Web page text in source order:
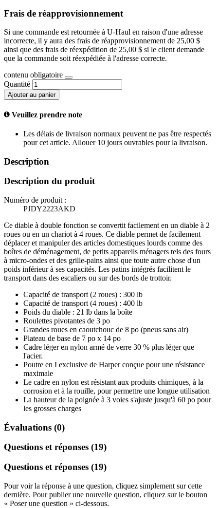
Frais de réapprovisionnement
Si une commande est retournée à U-Haul en raison d'une adresse
incorrecte, il y aura des frais de réapprovisionnement de 25,00 $
ainsi que des frais de réexpédition de 25,00 $ si le client demande
que la commande soit réexpédiée à l'adresse correcte.
contenu obligatoire
Quantité
Ajouter au panier
Veuillez prendre note
Les délais de livraison normaux peuvent ne pas être respectés
pour cet article. Allouer 10 jours ouvrables pour la livraison.
Description
Description du produit
Numéro de produit :
PJDY2223AKD
Ce diable à double fonction se convertit facilement en un diable à 2
roues ou en un chariot à 4 roues. Ce diable permet de facilement
déplacer et manipuler des articles domestiques lourds comme des
boîtes de déménagement, de petits appareils ménagers tels des fours
à micro-ondes et des grille-pains ainsi que toute autre chose d'un
poids inférieur à ses capacités. Les patins intégrés facilitent le
transport dans des escaliers ou sur des bords de trottoir.
Capacité de transport (2 roues) : 300 lb
Capacité de transport (4 roues) : 400 lb
Poids du diable : 21 lb dans la boîte
Roulettes pivotantes de 3 po
Grandes roues en caoutchouc de 8 po (pneus sans air)
Plateau de base de 7 po x 14 po
Cadre léger en nylon armé de verre 30 % plus léger que
l'acier.
Poutre en I exclusive de Harper conçue pour une résistance
maximale
Le cadre en nylon est résistant aux produits chimiques, à la
corrosion et à la rouille, pour permettre une longue utilisation
La hauteur de la poignée à 3 voies s'ajuste jusqu'à 60 po pour
les grosses charges
Évaluations (0)
Questions et réponses (19)
Questions et réponses (19)
Pour voir la réponse à une question, cliquez simplement sur cette
dernière. Pour publier une nouvelle question, cliquez sur le bouton
« Poser une question » ci-dessous.